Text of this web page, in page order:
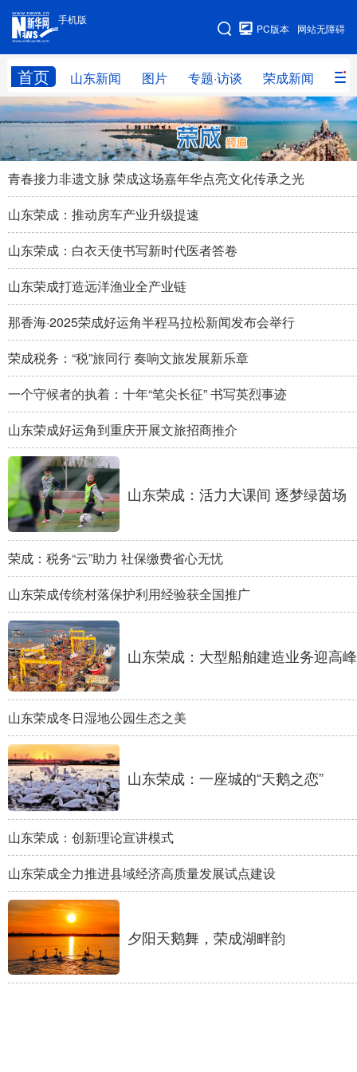
手机版
网站无障碍
PC版本
首页 山东新闻 图片 专题·访谈 荣成新闻 图
手机版
网站地图
学习进行时 高层 时政 人事
国际 财经 网评 港澳
台湾 思客智库 全球连线 教育
科技 科普
健康 军事 访谈
图片 中央文件
食品 人居 信息化 乡村振兴
溯源中国 城市 旅游
会展 彩票 娱乐
悦读 公益 书画
亚太网 上市公司
地方频道
首页 山东新闻 图片
政事 文旅 社会民生
文娱
健康 微视齐鲁
多语种频道
English Español
Русский язык 日本語 한국어
Deutsch Português
青春接力非遗文脉 荣成这场嘉年华点亮文化传承之光
山东荣成：推动房车产业升级提速
山东荣成：白衣天使书写新时代医者答卷
山东荣成打造远洋渔业全产业链
那香海·2025荣成好运角半程马拉松新闻发布会举行
荣成税务：“税”旅同行 奏响文旅发展新乐章
一个守候者的执着：十年“笔尖长征” 书写英烈事迹
山东荣成好运角到重庆开展文旅招商推介
山东荣成：活力大课间 逐梦绿茵场
荣成：税务“云”助力 社保缴费省心无忧
山东荣成传统村落保护利用经验获全国推广
山东荣成：大型船舶建造业务迎高峰
山东荣成冬日湿地公园生态之美
山东荣成：一座城的“天鹅之恋”
山东荣成：创新理论宣讲模式
山东荣成全力推进县域经济高质量发展试点建设
夕阳天鹅舞，荣成湖畔韵